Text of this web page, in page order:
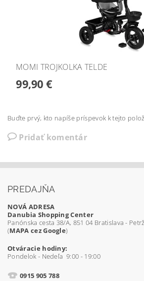
MOMI TROJKOLKA TELDE
99,90 €
Buďte prvý, kto napíše príspevok k tejto
Pridať komentár
PREDAJŇA
NOVÁ ADRESA
Danubia Shopping Center
Panónska cesta 38/A, 851 04 Bratislava -
(MAPA cez Google)
Otváracie hodiny:
Pondelok - Nedeľa 9:00 - 19:00
0915 905 788